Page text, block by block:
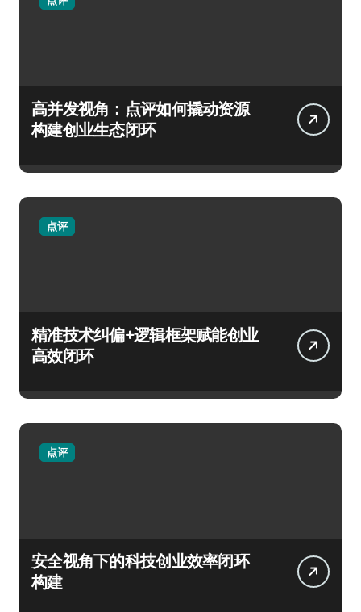
高并发视角：点评如何撬动资源
构建创业生态闭环
点评
精准技术纠偏+逻辑框架赋能创业
高效闭环
点评
安全视角下的科技创业效率闭环
构建